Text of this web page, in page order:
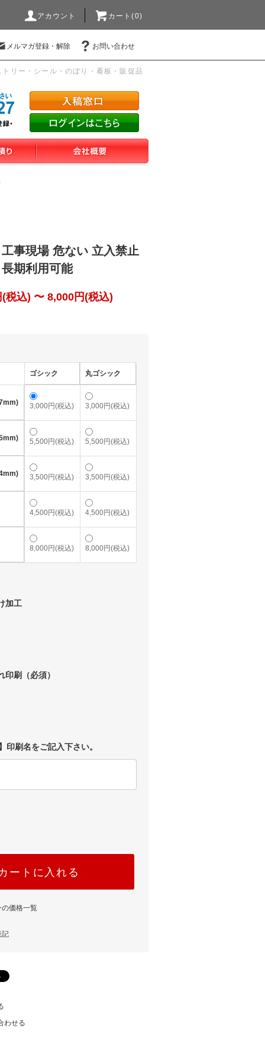
アカウント カート(0)
メルマガ登録・解除 お問い合わせ
リー・シール・のぼり・看板・販促品
工事現場 危ない 立入禁止
期利用可能
税込) 〜 8,000円(税込)
ゴシック 丸ゴシック
3,000円(税込) 3,000円(税込)
5,500円(税込) 5,500円(税込)
3,500円(税込) 3,500円(税込)
4,500円(税込) 4,500円(税込)
8,000円(税込) 8,000円(税込)
加工
印刷（必須）
印刷名をご記入下さい。
ートに入れる
価格一覧
記
わせる